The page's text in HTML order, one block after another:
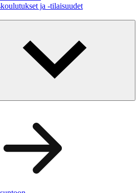
ja -tilaisuudet